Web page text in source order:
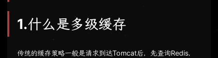
1.什么是多级缓存
传统的缓存策略一般是请求到达Tomcat后，先查询Redis，